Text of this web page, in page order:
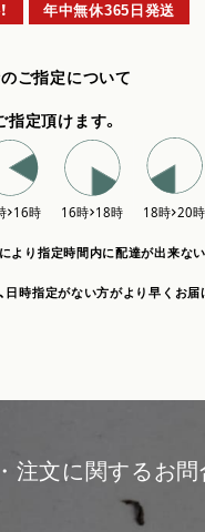
年中無休365日発送
ご指定について
定頂けます。
より指定時間内に配達が出来な
日時指定がない方がより早くお届
注文に関するお問